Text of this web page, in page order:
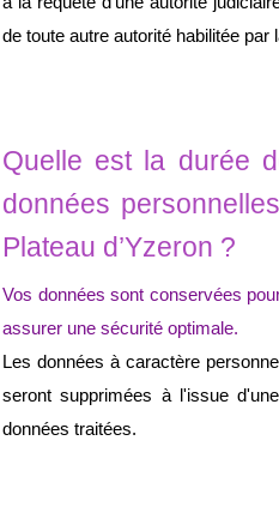
de toute autre autorité habilitée par
Quelle est la durée
données
Plateau d’Yzeron ?
Vos données sont conservées
assurer une sécurité optimale.
Les données à caractère
seront supprimées à l'issue
données traitées.